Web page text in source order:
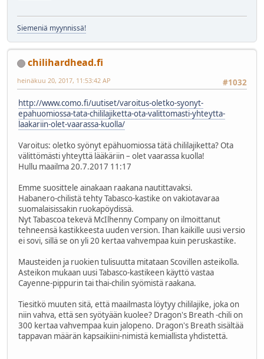
Siemeniä myynnissä!
chilihardhead.fi
#1032
heinäkuu 20, 2017, 11:53:42 AP
http://www.como.fi/uutiset/varoitus-oletko-syonyt-
epahuomiossa-tata-chililajiketta-ota-valittomasti-yhteytta-
laakariin-olet-vaarassa-kuolla/
Varoitus: oletko syönyt epähuomiossa tätä chililajiketta? Ota
välittömästi yhteyttä lääkäriin – olet vaarassa kuolla!
Hullu maailma 20.7.2017 11:17
Emme suosittele ainakaan raakana nautittavaksi.
Habanero-chilistä tehty Tabasco-kastike on vakiotavaraa
suomalaisissakin ruokapöydissä.
Nyt Tabascoa tekevä McIlhenny Company on ilmoittanut
tehneensä kastikkeesta uuden version. Ihan kaikille uusi versio
ei sovi, sillä se on yli 20 kertaa vahvempaa kuin peruskastike.
Mausteiden ja ruokien tulisuutta mitataan Scovillen asteikolla.
Asteikon mukaan uusi Tabasco-kastikeen käyttö vastaa
Cayenne-pippurin tai thai-chilin syömistä raakana.
Tiesitkö muuten sitä, että maailmasta löytyy chililajike, joka on
niin vahva, että sen syötyään kuolee? Dragon's Breath -chili on
300 kertaa vahvempaa kuin jalopeno. Dragon's Breath sisältää
tappavan määrän kapsaikiini-nimistä kemiallista yhdistettä.